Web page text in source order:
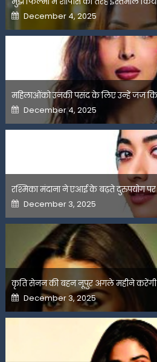
Posted
on
December 4, 2025
महिलाओंको उनकी पसंद के लिए उन्हें जज
Posted
on
December 4, 2025
रश्मिका मंदाना ने एआई के बढ़ते दुरुपयोग पर
Posted
on
December 3, 2025
कृति सेनन की बहन नूपुर अगले महीने करेंगी
Posted
on
December 3, 2025